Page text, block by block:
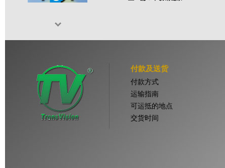
付款及送货
付款方式
运输指南
可运抵的地点
交货时间